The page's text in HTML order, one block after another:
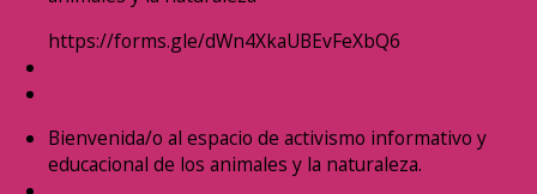
https://forms.gle/dWn4XkaUBEvFeXbQ6
Bienvenida/o al espacio de activismo informativo y
educacional de los animales y la naturaleza.